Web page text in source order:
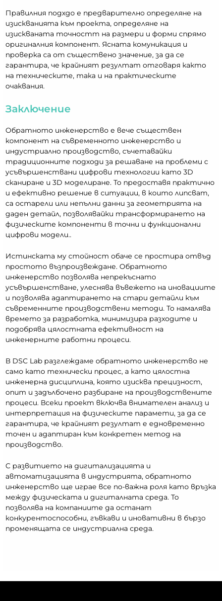
Правилния подхдо е предварително определяне на
изискванията към проекта, определяне на
изискваната точностт на размери и форми спрямо
оригиналния компонент. Ясната комуникация и
проверка са от съществено значение, за да се
гарантира, че крайният резултат отговаря както
на техническите, така и на практическите
очаквания.
Заключение
Обратното инженерство е вече съществен
компонент на съвременното инженерство и
индустриално производство, съчетавайки
традиционните подходи за решаване на проблеми с
усъвършенствани цифрови технологии като 3D
сканиране и 3D моделиране. То предоставя практично
и ефективно решение в ситуации, в които липсват,
са остарели или непълни данни за геометрията на
даден детайл, позволявайки трансформирането на
физическите компоненти в точни и функционални
цифрови модели..
Истинската му стойност обаче се простира отвъд
простото възпроизвеждане. Обратното
инженерство позволява непрекъснато
усъвършенстване, улеснява въвежето на иновациите
и позволява адаптирането на стари детайли към
съвременните производствени методи. То намалява
времето за разработка, минимизира разходите и
подобрява цялостната ефективност на
инженерните работни процеси.
В DSC Lab разглеждаме обратното инженерство не
само като технически процес, а като цялостна
инженерна дисциплина, която изисква прецизност,
опит и задълбочено разбиране на производствените
процеси. Всеки проект включва внимателен анализ и
интерпретация на физическите парамети, за да се
гарантира, че крайният резултат е едновременно
точен и адаптиран към конкретен метод на
производство.
С развитието на дигитализацията и
автоматизацията в индустрията, обратното
инженерство ще играе все по-важна роля като връзка
между физическата и дигиталната среда. То
позволява на компаниите да останат
конкурентоспособни, гъвкави и иновативни в бързо
променящата се индустриална среда.